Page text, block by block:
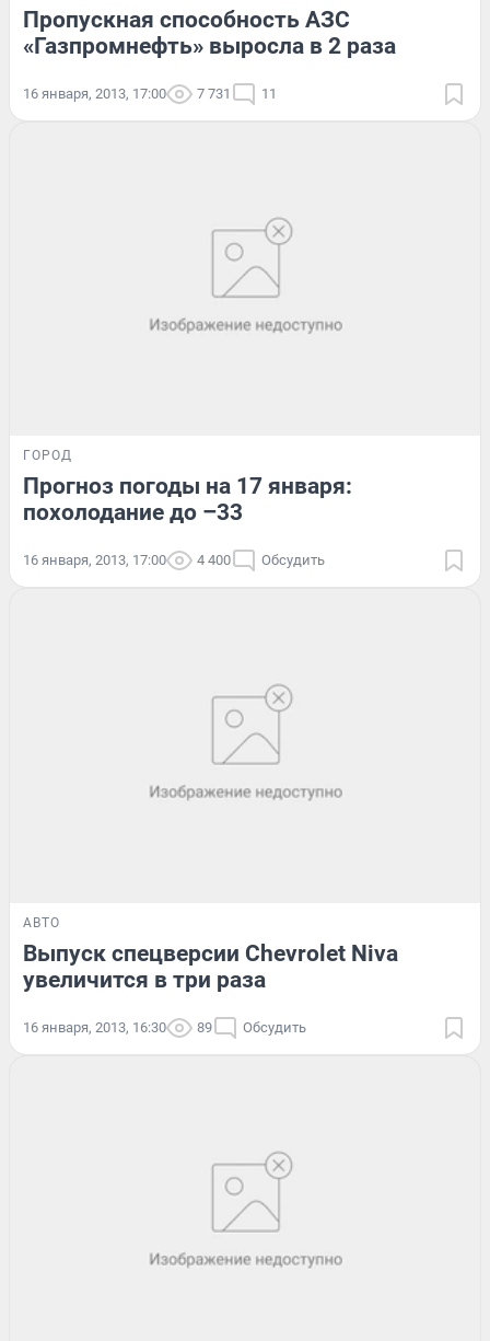
Пропускная способность АЗС
«Газпромнефть» выросла в 2 раза
16 января, 2013, 17:00 7 731 11
ГОРОД
Прогноз погоды на 17 января:
похолодание до –33
16 января, 2013, 17:00 4 400 Обсудить
АВТО
Выпуск спецверсии Chevrolet Niva
увеличится в три раза
16 января, 2013, 16:30 89 Обсудить